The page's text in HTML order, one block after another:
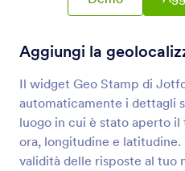
Aggiungi la
Il widget Geo Stamp di
automaticamente i dettagli
luogo in cui è stato aperto
ora, longitudine e
validità delle risposte al tuo
Rivedi Prima
Consenti agli utenti
URL della Pagina
Ottieni l'URL del tuo
incorporato in un'altra